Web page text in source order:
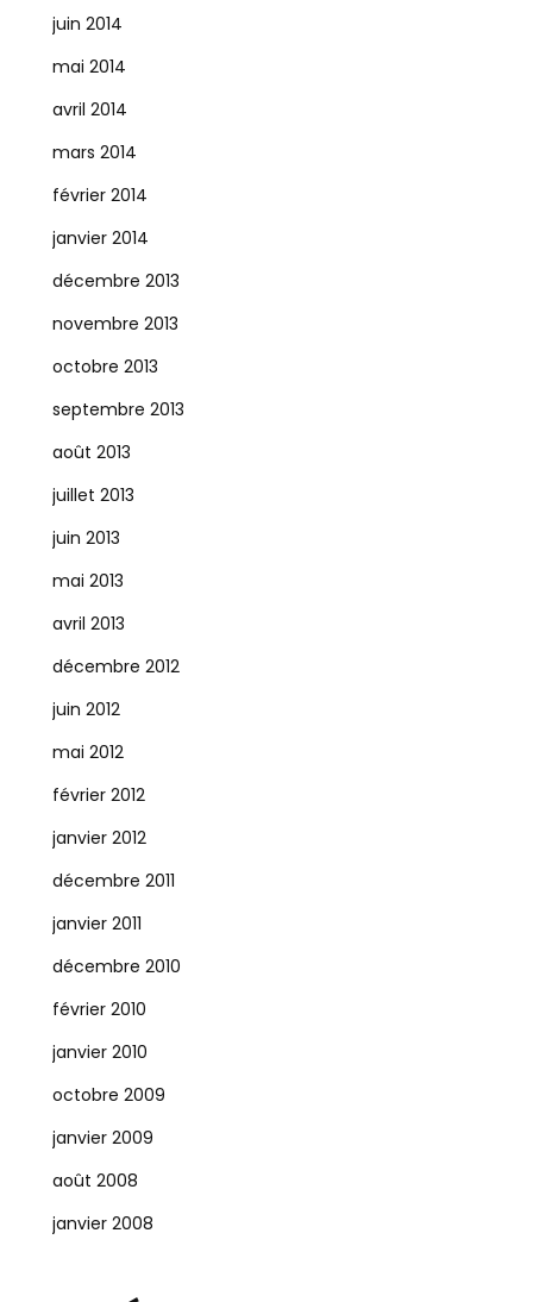
juin 2014
mai 2014
avril 2014
mars 2014
février 2014
janvier 2014
décembre 2013
novembre 2013
octobre 2013
septembre 2013
août 2013
juillet 2013
juin 2013
mai 2013
avril 2013
décembre 2012
juin 2012
mai 2012
février 2012
janvier 2012
décembre 2011
janvier 2011
décembre 2010
février 2010
janvier 2010
octobre 2009
janvier 2009
août 2008
janvier 2008